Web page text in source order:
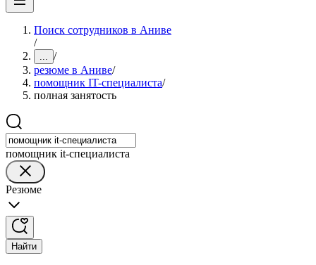
Поиск сотрудников в Аниве
/
... /
резюме в Аниве/
помощник IT-специалиста/
полная занятость
помощник it-специалиста
Резюме
Найти